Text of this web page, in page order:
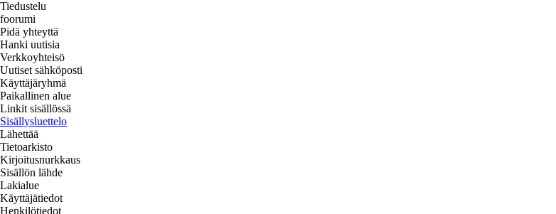
Tiedustelu
foorumi
Pidä yhteyttä
Hanki uutisia
Verkkoyhteisö
Uutiset sähköposti
Käyttäjäryhmä
Paikallinen alue
Linkit sisällössä
Sisällysluettelo
Lähettää
Tietoarkisto
Kirjoitusnurkkaus
Sisällön lähde
Lakialue
Käyttäjätiedot
Henkilötiedot